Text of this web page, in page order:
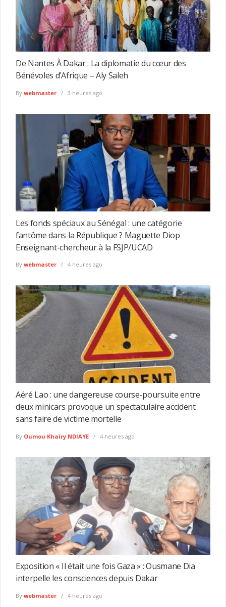
De Nantes À Dakar : La diplomatie du cœur des
Bénévoles d’Afrique – Aly Saleh
By webmaster 3 heures ago
Les fonds spéciaux au Sénégal : une catégorie
fantôme dans la République ? Maguette Diop
Enseignant-chercheur à la FSJP/UCAD
By webmaster 4 heures ago
Aéré Lao : une dangereuse course-poursuite entre
deux minicars provoque un spectaculaire accident
sans faire de victime mortelle
By Oumou Khaïry NDIAYE 4 heures ago
Exposition « Il était une fois Gaza » : Ousmane Dia
interpelle les consciences depuis Dakar
By webmaster 4 heures ago